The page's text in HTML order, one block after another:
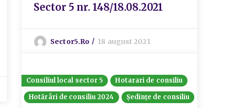
Sector 5 nr. 148/18.08.2021
Sector5.ro 18 august 2021
Consiliul local sector 5
Hotarari de consiliu
Hotărâri de consiliu 2024
Ședințe de consiliu